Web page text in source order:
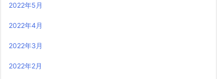
2022年5月
2022年4月
2022年3月
2022年2月